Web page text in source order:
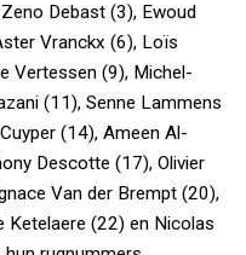
Debast (3), Ewoud
Vranckx (6), Loïs
Vertessen (9), Michel-
(11), Senne Lammens
(14), Ameen Al-
Descotte (17), Olivier
Van der Brempt (20),
Ketelaere (22) en Nicolas